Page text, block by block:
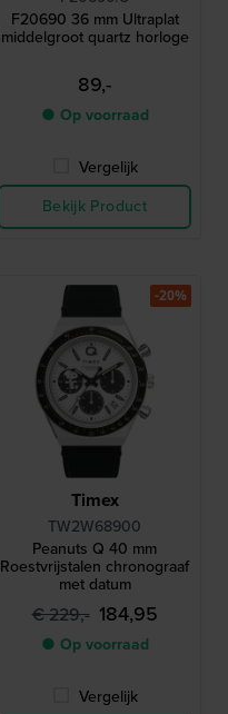
F20690 36 mm Ultraplat
middelgroot quartz horloge
89,-
● Op voorraad
Vergelijk
Bekijk Product
Timex
TW2W68900
Peanuts Q 40 mm
Roestvrijstalen chronograaf
met datum
€ 229,- 184,95
● Op voorraad
Vergelijk
-20%